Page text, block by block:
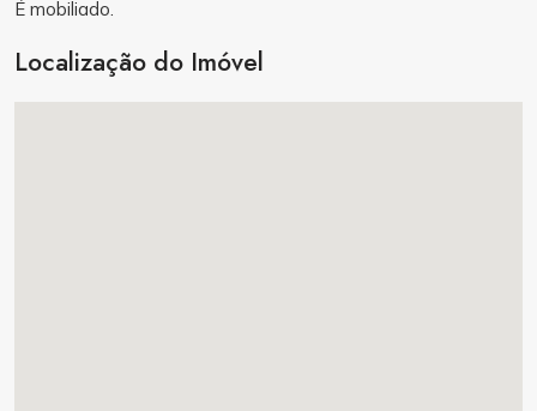
É mobiliado.
Localização do Imóvel